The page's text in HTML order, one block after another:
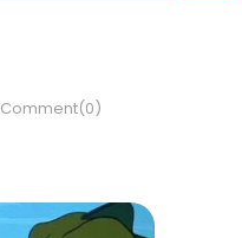
Comment(0)